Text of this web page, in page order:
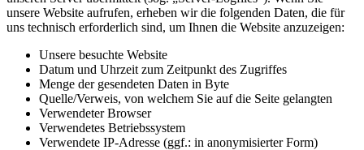
unsere Website aufrufen, erheben wir die folgenden Daten, die für
uns technisch erforderlich sind, um Ihnen die Website anzuzeigen:
Unsere besuchte Website
Datum und Uhrzeit zum Zeitpunkt des Zugriffes
Menge der gesendeten Daten in Byte
Quelle/Verweis, von welchem Sie auf die Seite gelangten
Verwendeter Browser
Verwendetes Betriebssystem
Verwendete IP-Adresse (ggf.: in anonymisierter Form)